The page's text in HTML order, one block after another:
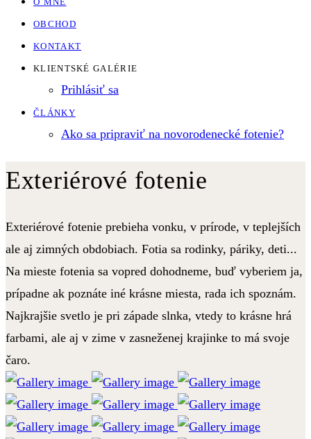
OBCHOD
KONTAKT
KLIENTSKÉ GALÉRIE
Prihlásiť sa
ČLÁNKY
Ako sa pripraviť na novorodenecké fotenie?
Exteriérové fotenie
Exteriérové fotenie prebieha vonku, v prírode, v teplejších
ale aj zimných obdobiach. Fotia sa rodinky, páriky, deti...
Na mieste fotenia sa vopred dohodneme, buď vyberiem ja,
prípadne ak poznáte iné krásne miesta, rada ich spoznám.
Najkrajšie svetlo je pri západe slnka, vtedy to krásne hrá
farbami, ale aj v zime v zasneženej krajinke to má svoje
čaro.